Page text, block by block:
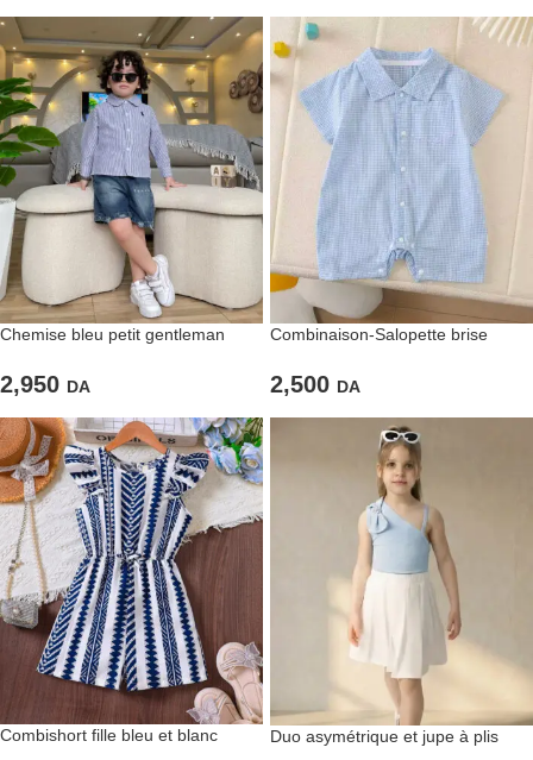
Chemise bleu petit gentleman
2,950 DA
Combinaison-Salopette brise
2,500 DA
Combishort fille bleu et blanc Duo asymétrique et jupe à plis